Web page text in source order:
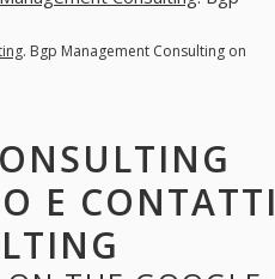
. Bgp Management Consulting on
E CONTATTI